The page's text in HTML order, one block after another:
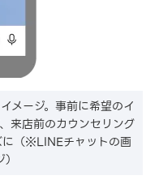
メージ。事前に希望のイ
来店前のカウンセリング
に（※LINEチャットの画